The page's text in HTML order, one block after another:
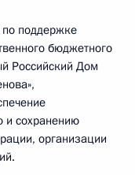
поддержке
бюджетного
Российский Дом
и сохранению
организации